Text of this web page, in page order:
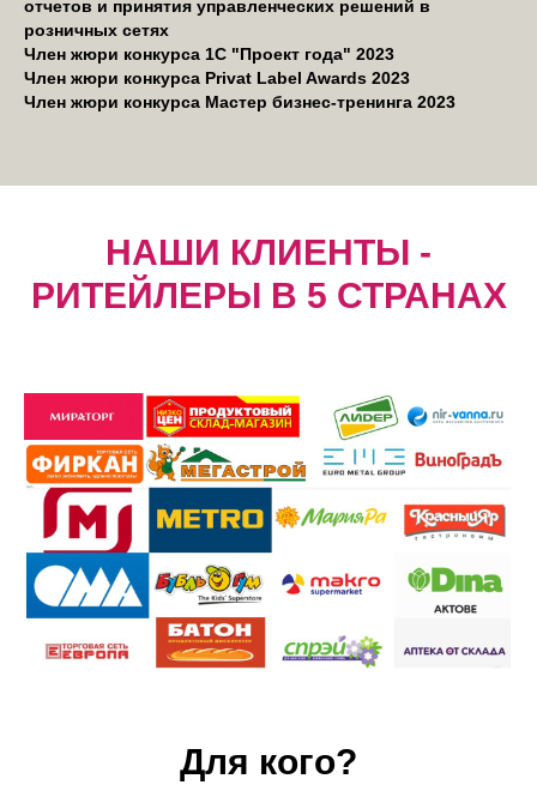
отчетов и принятия управленческих решений в
розничных сетях
Член жюри конкурса 1С "Проект года" 2023
Член жюри конкурса Privat Label Awards 2023
Член жюри конкурса Мастер бизнес-тренинга 2023
НАШИ КЛИЕНТЫ -
РИТЕЙЛЕРЫ В 5 СТРАНАХ
Для кого?